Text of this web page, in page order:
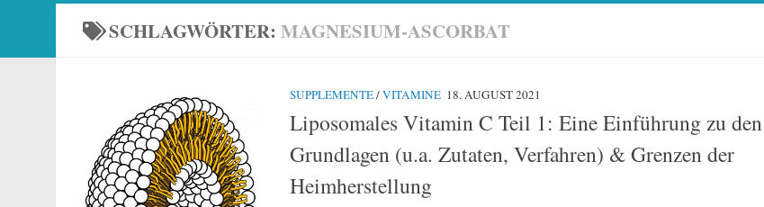
SCHLAGWÖRTER: MAGNESIUM-ASCORBAT
SUPPLEMENTE/VITAMINE 18. AUGUST 2021
Liposomales Vitamin C Teil 1: Eine Einführung zu den
Grundlagen (u.a. Zutaten, Verfahren) & Grenzen der
Heimherstellung